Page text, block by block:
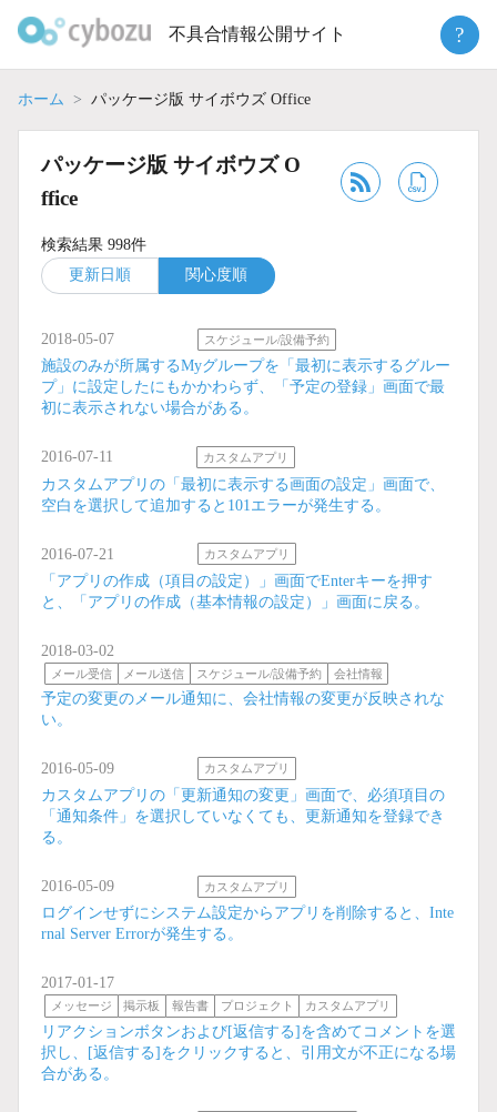
不具合情報公開サイト ?
ホーム パッケージ版 サイボウズ Office
パッケージ版 サイボウズ O
ffice
検索結果 998件
更新日順
関心度順
2018-05-07 スケジュール/設備予約
施設のみが所属するMyグループを「最初に表示するグルー
プ」に設定したにもかかわらず、「予定の登録」画面で最
初に表示されない場合がある。
2016-07-11 カスタムアプリ
カスタムアプリの「最初に表示する画面の設定」画面で、
空白を選択して追加すると101エラーが発生する。
2016-07-21 カスタムアプリ
「アプリの作成（項目の設定）」画面でEnterキーを押す
と、「アプリの作成（基本情報の設定）」画面に戻る。
2018-03-02
メール受信 メール送信 スケジュール/設備予約 会社情報
予定の変更のメール通知に、会社情報の変更が反映されな
い。
2016-05-09 カスタムアプリ
カスタムアプリの「更新通知の変更」画面で、必須項目の
「通知条件」を選択していなくても、更新通知を登録でき
る。
2016-05-09 カスタムアプリ
ログインせずにシステム設定からアプリを削除すると、Inte
rnal Server Errorが発生する。
2017-01-17
メッセージ 掲示板 報告書 プロジェクト カスタムアプリ
リアクションボタンおよび[返信する]を含めてコメントを選
択し、[返信する]をクリックすると、引用文が不正になる場
合がある。